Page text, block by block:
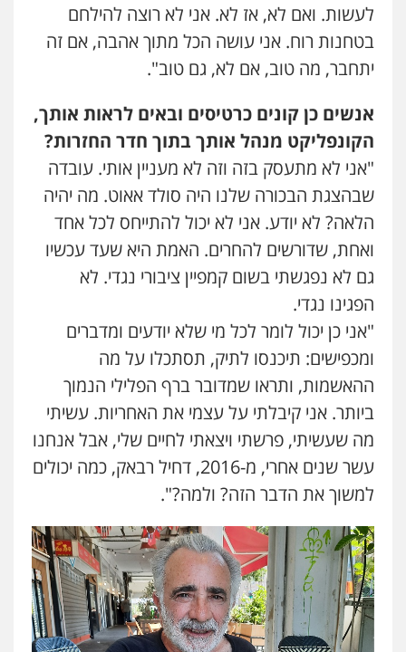
לעשות. ואם לא, אז לא. אני לא רוצה להילחם
בטחנות רוח. אני עושה הכל מתוך אהבה, אם זה
יתחבר, מה טוב, אם לא, גם טוב".
אנשים כן קונים כרטיסים ובאים לראות אותך,
הקונפליקט מנהל אותך בתוך חדר החזרות?
"אני לא מתעסק בזה וזה לא מעניין אותי. עובדה
שבהצגת הבכורה שלנו היה סולד אאוט. מה יהיה
הלאה? לא יודע. אני לא יכול להתייחס לכל אחד
ואחת, שדורשים להחרים. האמת היא שעד עכשיו
גם לא נפגשתי בשום קמפיין ציבורי נגדי. לא
הפגינו נגדי.
"אני כן יכול לומר לכל מי שלא יודעים ומדברים
ומכפישים: תיכנסו לתיק, תסתכלו על מה
ההאשמות, ותראו שמדובר ברף הפלילי הנמוך
ביותר. אני קיבלתי על עצמי את האחריות. עשיתי
מה שעשיתי, פרשתי ויצאתי לחיים שלי, אבל אנחנו
עשר שנים אחרי, מ-2016, דחיל רבאק, כמה יכולים
למשוך את הדבר הזה? ולמה?".